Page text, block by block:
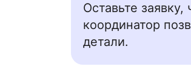
Оставьте
координатор
детали.